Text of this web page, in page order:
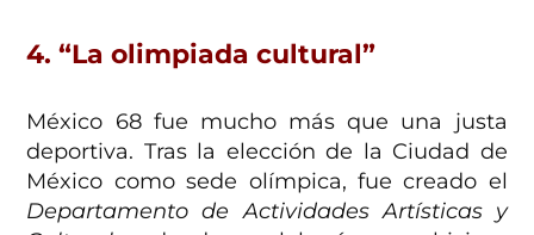
4. “La olimpiada cultural”
México 68 fue mucho más que una justa
deportiva. Tras la elección de la Ciudad de
México como sede olímpica, fue creado el
Departamento de Actividades Artísticas y